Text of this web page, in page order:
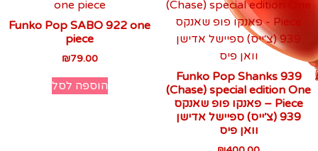
Funko Pop Shanks 939
(Chase) special edition One
Piece – פאנקו פופ שאנקס
939 (צ׳ייס) ספיישל אדישן
וואן פיס
Funko Pop SABO 922 one
piece
₪79.00
הוספה לסל